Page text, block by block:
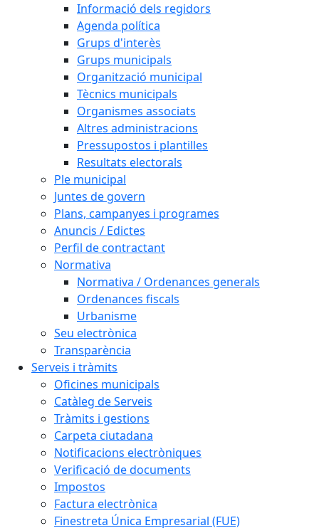
Informació dels regidors
Agenda política
Grups d'interès
Grups municipals
Organització municipal
Tècnics municipals
Organismes associats
Altres administracions
Pressupostos i plantilles
Resultats electorals
Ple municipal
Juntes de govern
Plans, campanyes i programes
Anuncis / Edictes
Perfil de contractant
Normativa
Normativa / Ordenances generals
Ordenances fiscals
Urbanisme
Seu electrònica
Transparència
Serveis i tràmits
Oficines municipals
Catàleg de Serveis
Tràmits i gestions
Carpeta ciutadana
Notificacions electròniques
Verificació de documents
Impostos
Factura electrònica
Finestreta Única Empresarial (FUE)